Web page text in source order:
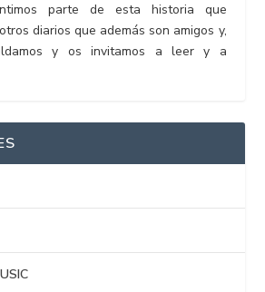
parte de esta historia que
diarios que además son amigos y,
y os invitamos a leer y a